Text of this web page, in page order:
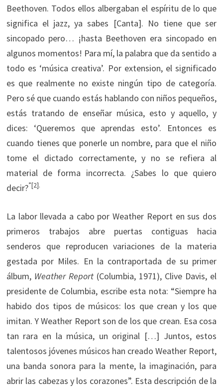
Beethoven. Todos ellos albergaban el espíritu de lo que
significa el jazz, ya sabes [Canta]. No tiene que ser
sincopado pero… ¡hasta Beethoven era sincopado en
algunos momentos! Para mí, la palabra que da sentido a
todo es ‘música creativa’. Por extension, el significado
es que realmente no existe ningún tipo de categoría.
Pero sé que cuando estás hablando con niños pequeños,
estás tratando de enseñar música, esto y aquello, y
dices: ‘Queremos que aprendas esto’. Entonces es
cuando tienes que ponerle un nombre, para que el niño
tome el dictado correctamente, y no se refiera al
material de forma incorrecta. ¿Sabes lo que quiero
decir?”[2].
La labor llevada a cabo por Weather Report en sus dos
primeros trabajos abre puertas contiguas hacia
senderos que reproducen variaciones de la materia
gestada por Miles. En la contraportada de su primer
álbum, Weather Report (Columbia, 1971), Clive Davis, el
presidente de Columbia, escribe esta nota: “Siempre ha
habido dos tipos de músicos: los que crean y los que
imitan. Y Weather Report son de los que crean. Esa cosa
tan rara en la música, un original […] Juntos, estos
talentosos jóvenes músicos han creado Weather Report,
una banda sonora para la mente, la imaginación, para
abrir las cabezas y los corazones”. Esta descripción de la